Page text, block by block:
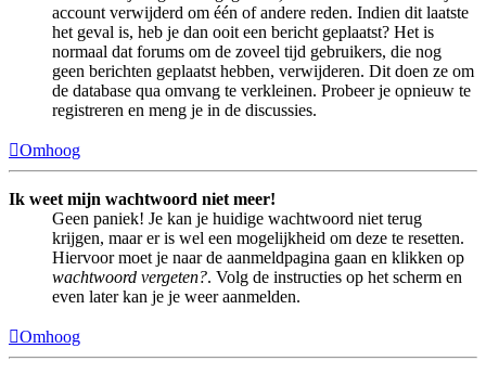
account verwijderd om één of andere reden. Indien dit laatste
het geval is, heb je dan ooit een bericht geplaatst? Het is
normaal dat forums om de zoveel tijd gebruikers, die nog
geen berichten geplaatst hebben, verwijderen. Dit doen ze om
de database qua omvang te verkleinen. Probeer je opnieuw te
registreren en meng je in de discussies.
Omhoog
Ik weet mijn wachtwoord niet meer!
Geen paniek! Je kan je huidige wachtwoord niet terug
krijgen, maar er is wel een mogelijkheid om deze te resetten.
Hiervoor moet je naar de aanmeldpagina gaan en klikken op
wachtwoord vergeten?. Volg de instructies op het scherm en
even later kan je je weer aanmelden.
Omhoog